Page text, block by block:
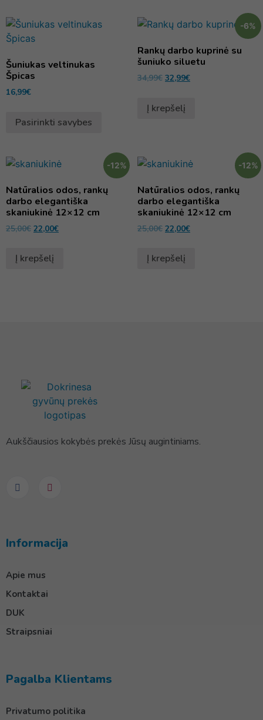
Šuniukas veltinukas
Špicas
16,99€
Pasirinkti savybes
-6%
Rankų darbo kuprinė su
šuniuko siluetu
34,99€ 32,99€
Į krepšelį
-12%
Natūralios odos, rankų
darbo elegantiška
skaniukinė 12×12 cm
25,00€ 22,00€
Į krepšelį
-12%
Natūralios odos, rankų
darbo elegantiška
skaniukinė 12×12 cm
25,00€ 22,00€
Į krepšelį
Aukščiausios kokybės prekės Jūsų augintiniams.
Informacija
Apie mus
Kontaktai
DUK
Straipsniai
Pagalba Klientams
Privatumo politika